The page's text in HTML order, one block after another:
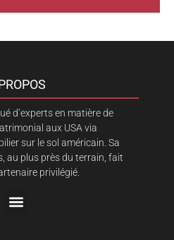
d’experts en matière de
aux USA via
sur le sol américain. Sa
au plus près du terrain, fait
privilégié.